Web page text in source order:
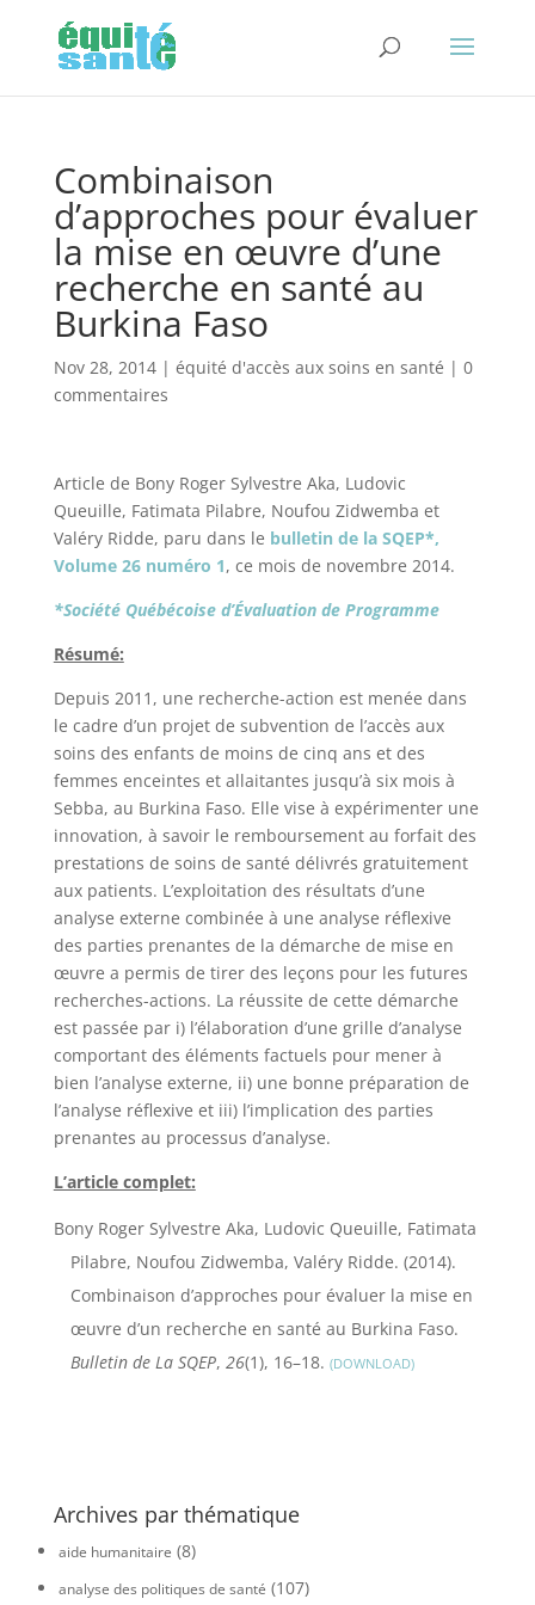
Combinaison
d’approches pour évaluer
la mise en œuvre d’une
recherche en santé au
Burkina Faso
Nov 28, 2014| équité d'accès aux soins en santé | 0
commentaires
Article de Bony Roger Sylvestre Aka, Ludovic
Queuille, Fatimata Pilabre, Noufou Zidwemba et
Valéry Ridde, paru dans le bulletin de la SQEP*,
Volume 26 numéro 1, ce mois de novembre 2014.
*Société Québécoise d’Évaluation de Programme
Résumé:
Depuis 2011, une recherche-action est menée dans
le cadre d’un projet de subvention de l’accès aux
soins des enfants de moins de cinq ans et des
femmes enceintes et allaitantes jusqu’à six mois à
Sebba, au Burkina Faso. Elle vise à expérimenter une
innovation, à savoir le remboursement au forfait des
prestations de soins de santé délivrés gratuitement
aux patients. L’exploitation des résultats d’une
analyse externe combinée à une analyse réflexive
des parties prenantes de la démarche de mise en
œuvre a permis de tirer des leçons pour les futures
recherches-actions. La réussite de cette démarche
est passée par i) l’élaboration d’une grille d’analyse
comportant des éléments factuels pour mener à
bien l’analyse externe, ii) une bonne préparation de
l’analyse réflexive et iii) l’implication des parties
prenantes au processus d’analyse.
L’article complet:
Bony Roger Sylvestre Aka, Ludovic Queuille, Fatimata
Pilabre, Noufou Zidwemba, Valéry Ridde. (2014).
Combinaison d’approches pour évaluer la mise en
œuvre d’un recherche en santé au Burkina Faso.
Bulletin de La SQEP, 26(1), 16–18. DOWNLOAD
Archives par thématique
aide humanitaire (8)
analyse des politiques de santé (107)